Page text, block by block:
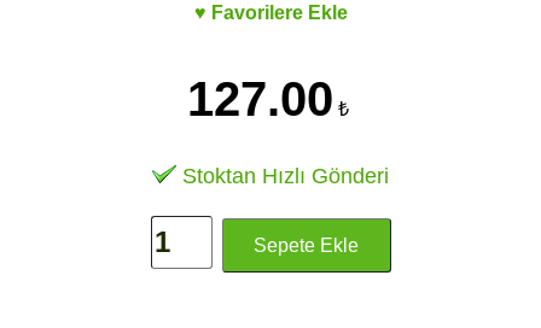
♥ Favorilere Ekle
127.00 ₺
Stoktan Hızlı Gönderi